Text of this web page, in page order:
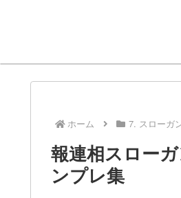
ホーム 7. スローガ
報連相スロー
ンプレ集